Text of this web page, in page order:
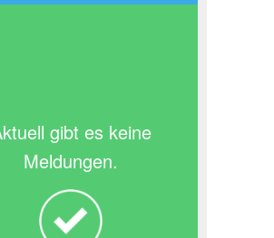
gibt es keine
Meldungen.